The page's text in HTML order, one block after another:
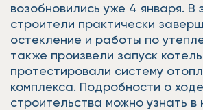
возобновились уже 4 января. В
строители практически
остекление и работы по
также произвели запуск
протестировали систему
комплекса. Подробности о ходе
строительства можно узнать